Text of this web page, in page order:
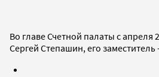
Во главе Счетной палаты с апреля
Сергей Степашин, его заместитель